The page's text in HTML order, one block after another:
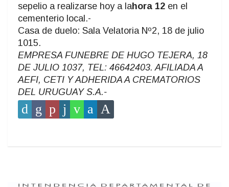
sepelio a realizarse hoy a lahora 12 en el
cementerio local.-
Casa de duelo: Sala Velatoria Nº2, 18 de julio
1015.
EMPRESA FUNEBRE DE HUGO TEJERA, 18
DE JULIO 1037, TEL: 46642403. AFILIADA A
AEFI, CETI Y ADHERIDA A CREMATORIOS
DEL URUGUAY S.A.-